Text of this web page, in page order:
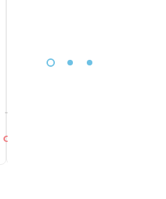
Ensemble bébé
Choix des options